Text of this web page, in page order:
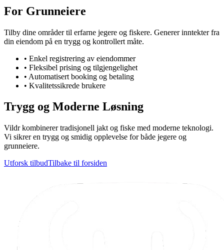
For Grunneiere
Tilby dine områder til erfarne jegere og fiskere. Generer inntekter fra
din eiendom på en trygg og kontrollert måte.
• Enkel registrering av eiendommer
• Fleksibel prising og tilgjengelighet
• Automatisert booking og betaling
• Kvalitetssikrede brukere
Trygg og Moderne Løsning
Vildr kombinerer tradisjonell jakt og fiske med moderne teknologi.
Vi sikrer en trygg og smidig opplevelse for både jegere og
grunneiere.
Utforsk tilbudTilbake til forsiden